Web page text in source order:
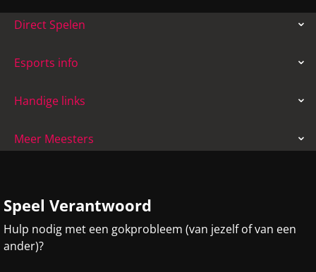
Direct Spelen
Esports info
Handige links
Meer Meesters
Speel Verantwoord
Hulp nodig met een gokprobleem (van jezelf of van een
ander)?